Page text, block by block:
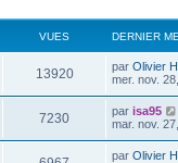
VUES DERNIER
13920V
u
D
e
i
e
r
m
par Olivier
mer. nov.
7230V
u
D
e
par isa95
mar. nov.
D
par Olivier